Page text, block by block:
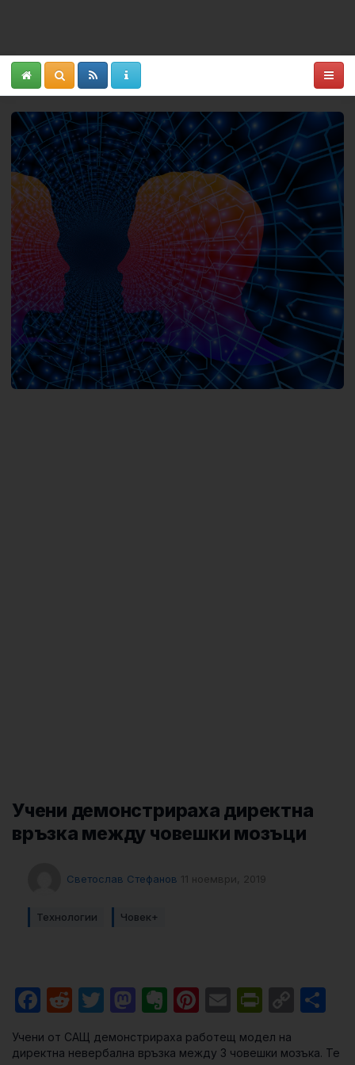
Учени демонстрираха директна
връзка между човешки мозъци
Светослав Стефанов 11 ноември, 2019
Технологии Човек+
Facebook
RedditTwitter
Mastodon
Evernote
Pinterest
Email
Учени от САЩ демонстрираха работещ модел на
директна невербална връзка между 3 човешки мозъка. Те